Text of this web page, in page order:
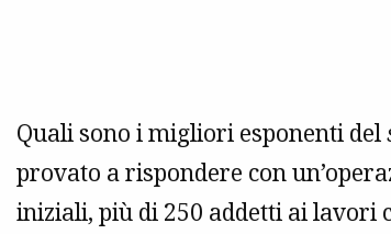
Quali sono i migliori esponenti del
provato a rispondere con
iniziali, più di 250 addetti ai